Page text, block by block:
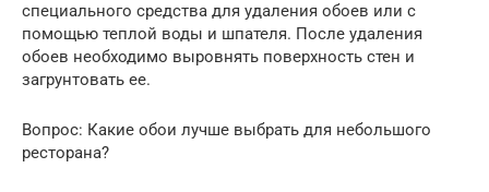
специального средства для удаления обоев или с
помощью теплой воды и шпателя. После удаления
обоев необходимо выровнять поверхность стен и
загрунтовать ее.
Вопрос: Какие обои лучше выбрать для небольшого
ресторана?